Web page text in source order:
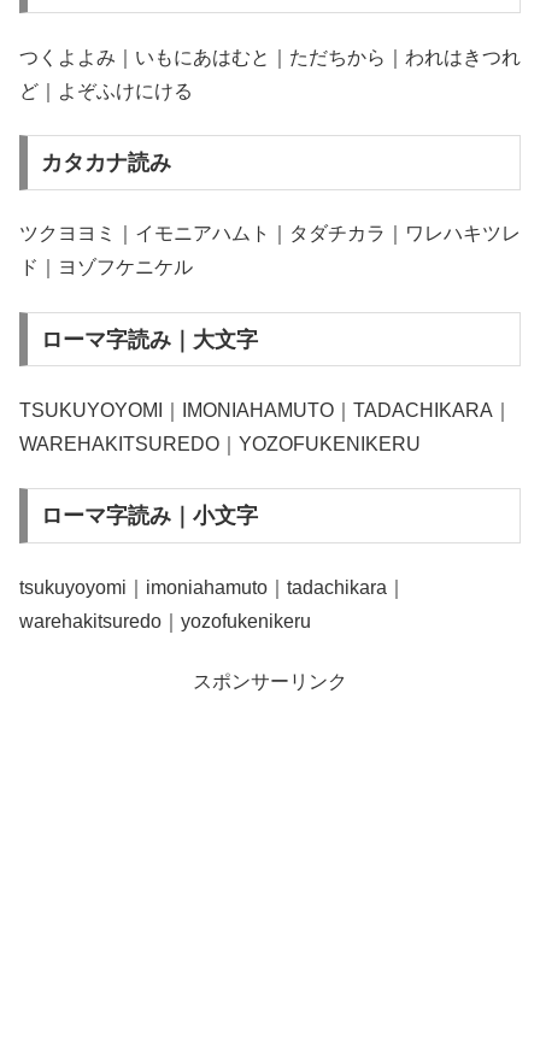
つくよよみ｜いもにあはむと｜ただちから｜われはきつれ
ど｜よぞふけにける
カタカナ読み
ツクヨヨミ｜イモニアハムト｜タダチカラ｜ワレハキツレ
ド｜ヨゾフケニケル
ローマ字読み｜大文字
TSUKUYOYOMI｜IMONIAHAMUTO｜TADACHIKARA｜
WAREHAKITSUREDO｜YOZOFUKENIKERU
ローマ字読み｜小文字
tsukuyoyomi｜imoniahamuto｜tadachikara｜
warehakitsuredo｜yozofukenikeru
スポンサーリンク